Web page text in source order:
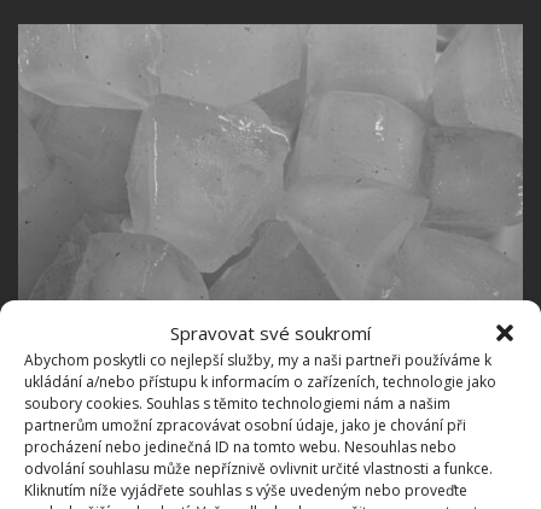
Spravovat své soukromí
Abychom poskytli co nejlepší služby, my a naši partneři používáme k
ukládání a/nebo přístupu k informacím o zařízeních, technologie jako
soubory cookies. Souhlas s těmito technologiemi nám a našim
partnerům umožní zpracovávat osobní údaje, jako je chování při
procházení nebo jedinečná ID na tomto webu. Nesouhlas nebo
odvolání souhlasu může nepříznivě ovlivnit určité vlastnosti a funkce.
Kliknutím níže vyjádřete souhlas s výše uvedeným nebo proveďte
Fotografie: Forbes Johnston / Creative Commons / CC BY 2.0
Tato jednoduchá domácí klimatizace je ideální
nejen pro ty, kteří nemohou, nebo nechtějí investovat
do drahých klimatizačních zařízení, ale také pro ty,